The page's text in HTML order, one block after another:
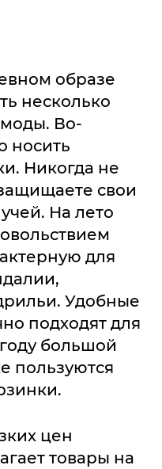
образе
несколько
Во-
носить
Никогда не
свои
На лето
для
Удобные
подходят для
большой
пользуются
цен
товары на